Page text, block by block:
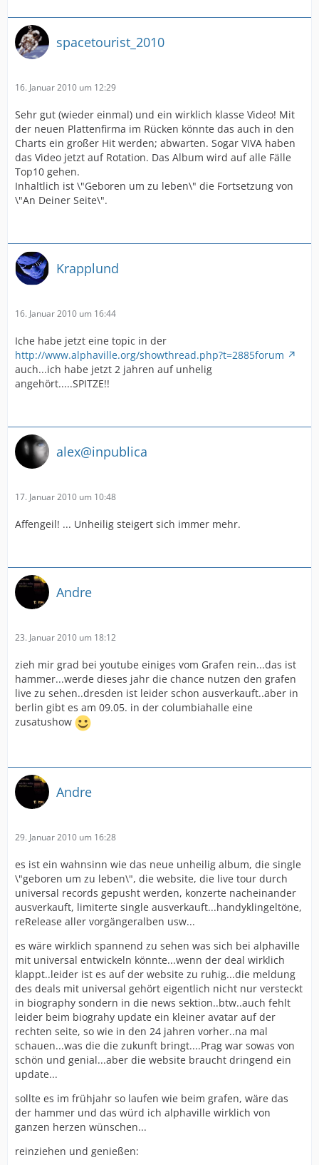
spacetourist_2010
16. Januar 2010 um 12:29
Sehr gut (wieder einmal) und ein wirklich klasse Video! Mit
der neuen Plattenfirma im Rücken könnte das auch in den
Charts ein großer Hit werden; abwarten. Sogar VIVA haben
das Video jetzt auf Rotation. Das Album wird auf alle Fälle
Top10 gehen.
Inhaltlich ist \"Geboren um zu leben\" die Fortsetzung von
\"An Deiner Seite\".
Krapplund
16. Januar 2010 um 16:44
Iche habe jetzt eine topic in der
http://www.alphaville.org/showthread.php?t=2885forum
auch...ich habe jetzt 2 jahren auf unhelig
angehört.....SPITZE!!
alex@inpublica
17. Januar 2010 um 10:48
Affengeil! ... Unheilig steigert sich immer mehr.
Andre
23. Januar 2010 um 18:12
zieh mir grad bei youtube einiges vom Grafen rein...das ist
hammer...werde dieses jahr die chance nutzen den grafen
live zu sehen..dresden ist leider schon ausverkauft..aber in
berlin gibt es am 09.05. in der columbiahalle eine
zusatushow
Andre
29. Januar 2010 um 16:28
es ist ein wahnsinn wie das neue unheilig album, die single
\"geboren um zu leben\", die website, die live tour durch
universal records gepusht werden, konzerte nacheinander
ausverkauft, limiterte single ausverkauft...handyklingeltöne,
reRelease aller vorgängeralben usw...
es wäre wirklich spannend zu sehen was sich bei alphaville
mit universal entwickeln könnte...wenn der deal wirklich
klappt..leider ist es auf der website zu ruhig...die meldung
des deals mit universal gehört eigentlich nicht nur versteckt
in biography sondern in die news sektion..btw..auch fehlt
leider beim biograhy update ein kleiner avatar auf der
rechten seite, so wie in den 24 jahren vorher..na mal
schauen...was die die zukunft bringt....Prag war sowas von
schön und genial...aber die website braucht dringend ein
update...
sollte es im frühjahr so laufen wie beim grafen, wäre das
der hammer und das würd ich alphaville wirklich von
ganzen herzen wünschen...
reinziehen und genießen: